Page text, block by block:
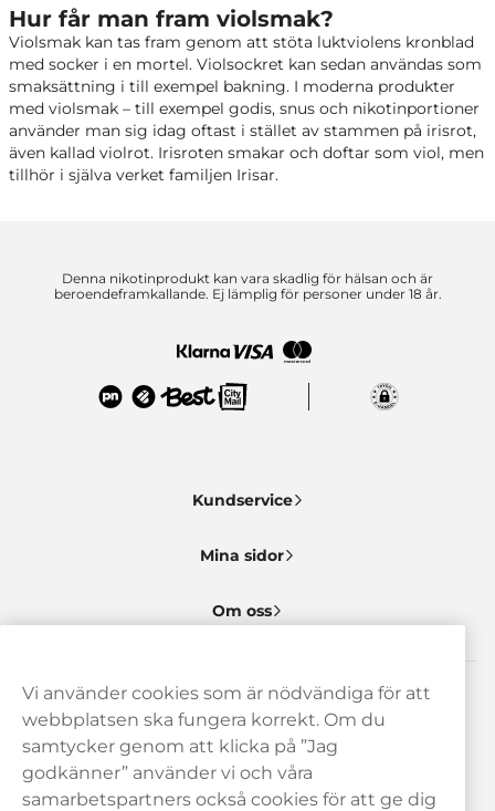
Hur får man fram violsmak?
Violsmak kan tas fram genom att stöta luktviolens kronblad
med socker i en mortel. Violsockret kan sedan användas som
smaksättning i till exempel bakning. I moderna produkter
med violsmak – till exempel godis, snus och nikotinportioner
använder man sig idag oftast i stället av stammen på irisrot,
även kallad violrot. Irisroten smakar och doftar som viol, men
tillhör i själva verket familjen Irisar.
Denna nikotinprodukt kan vara skadlig för hälsan och är
beroendeframkallande. Ej lämplig för personer under 18 år.
Behöver du hjälp? Kontakta oss gärna!
hej@haypp.com
08 517 910 97
Kundservice
Mina sidor
Om oss
Vi använder cookies som är nödvändiga för att
webbplatsen ska fungera korrekt. Om du
samtycker genom att klicka på ”Jag
godkänner” använder vi och våra
samarbetspartners också cookies för att ge dig